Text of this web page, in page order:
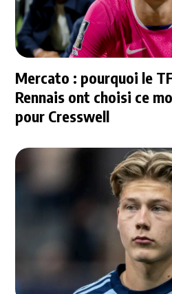
Mercato : pourquoi le
Rennais ont choisi ce
pour Cresswell